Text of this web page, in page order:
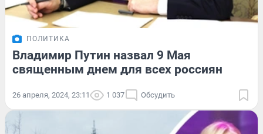
ПОЛИТИКА
Владимир Путин назвал 9 Мая
священным днем для всех россиян
26 апреля, 2024, 23:11 1 037 Обсудить